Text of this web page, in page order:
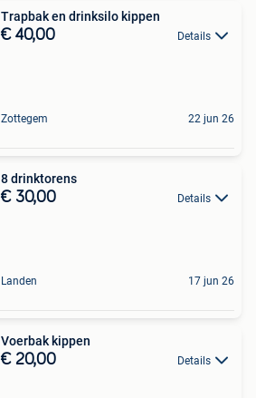
Trapbak en drinksilo kippen
€ 40,00 Details
Zottegem 22 jun 26
8 drinktorens
€ 30,00 Details
Landen 17 jun 26
Voerbak kippen
€ 20,00 Details